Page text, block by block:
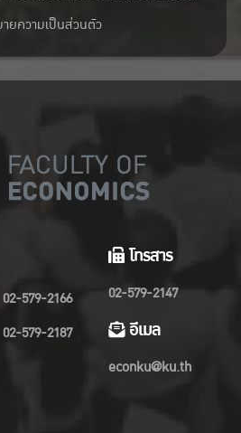
ายความเป็นส่วนตัว
02-579-2166
02-579-2187
โทรสาร
02-579-2147
อีเมล
econku@ku.th